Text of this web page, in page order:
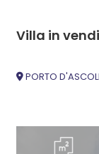
Villa in
PORTO